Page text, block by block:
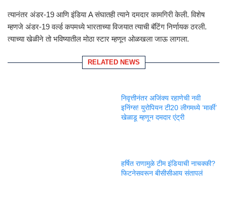
त्यानंतर अंडर-19 आणि इंडिया A संघातही त्याने दमदार कामगिरी केली. विशेष
म्हणजे अंडर-19 वर्ल्ड कपमध्ये भारताच्या विजयात त्याची बॅटिंग निर्णायक ठरली.
त्याच्या खेळीने तो भविष्यातील मोठा स्टार म्हणून ओळखला जाऊ लागला.
RELATED NEWS
निवृत्तीनंतर अजिंक्य रहाणेची नवी
इनिंग्स! युरोपियन टी20 लीगमध्ये ‘मार्की’
खेळाडू म्हणून दमदार एंट्री
हर्षित राणामुळे टीम इंडियाची नाचक्की?
फिटनेसवरून बीसीसीआय संतापलं